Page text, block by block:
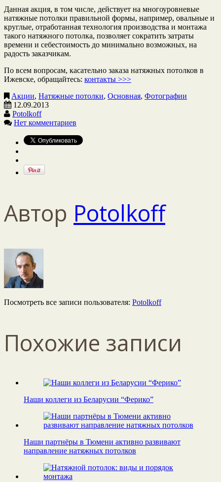
Данная акция, в том числе, действует на многоуровневые
натяжные потолки правильной формы, например, овальные и
круглые, отработанная технология производства и монтажа
такого натяжного потолка, позволяет сократить затраты
времени и себестоимость до минимально возможных, на
радость заказчикам.
По всем вопросам, касательно заказа натяжных потолков в
Ижевске, обращайтесь: контакты >>>
Акции, Натяжные потолки, Основная, Фотографии
12.09.2013
Potolkoff
Нет комментариев
Автор Potolkoff
Посмотреть все записи пользователя: Potolkoff
Похожие записи
Наши коллеги из Беларусии “Ферико”
Наши партнёры в Тюмени активно развивают
направление натяжных потолков